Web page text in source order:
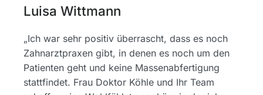
Luisa Wittmann
„Ich war sehr positiv überrascht, dass es noch
Zahnarztpraxen gibt, in denen es noch um den
Patienten geht und keine Massenabfertigung
stattfindet. Frau Doktor Köhle und Ihr Team